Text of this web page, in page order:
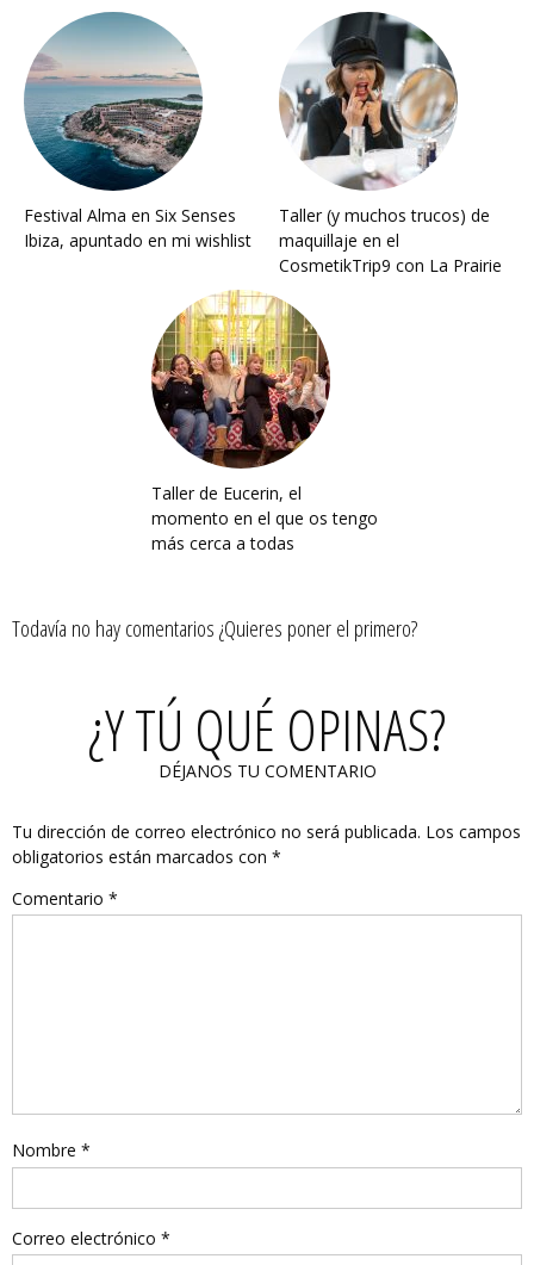
Festival Alma en Six Senses
Ibiza, apuntado en mi wishlist
Taller (y muchos trucos) de
maquillaje en el
CosmetikTrip9 con La Prairie
Taller de Eucerin, el
momento en el que os tengo
más cerca a todas
Todavía no hay comentarios ¿Quieres poner el primero?
¿Y TÚ QUÉ OPINAS?
DÉJANOS TU COMENTARIO
Tu dirección de correo electrónico no será publicada. Los campos
obligatorios están marcados con *
Comentario *
Nombre *
Correo electrónico *